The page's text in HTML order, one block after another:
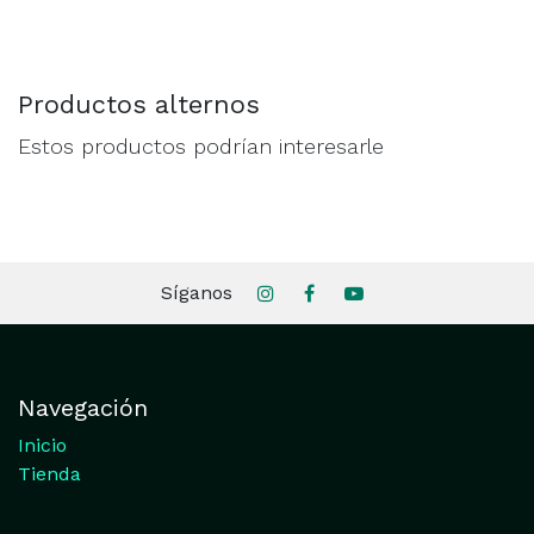
Productos alternos
Estos productos podrían interesarle
Síganos
Navegación
Inicio
Tienda